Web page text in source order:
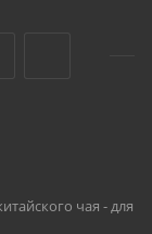
чая - для